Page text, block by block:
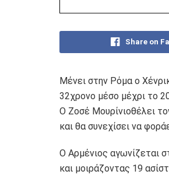
Share on
Μένει στην Ρόμα ο
32χρονο μέσο μέχρι το
Ο Ζοσέ Μουρίνιοθέλει
και θα συνεχίσει να
Ο Αρμένιος αγωνίζεται
και μοιράζοντας 19